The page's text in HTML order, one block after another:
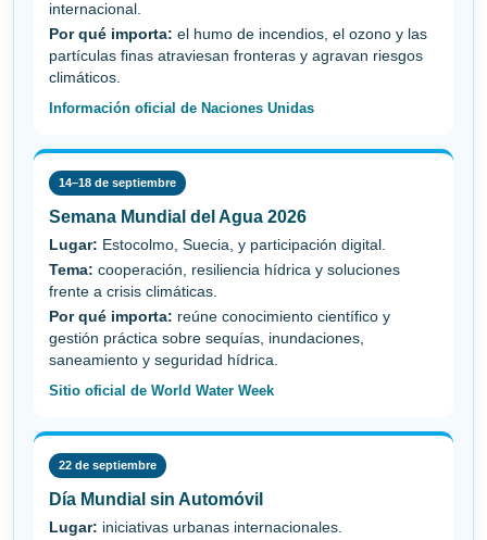
internacional.
Por qué importa: el humo de incendios, el ozono y las
partículas finas atraviesan fronteras y agravan riesgos
climáticos.
Información oficial de Naciones Unidas
14–18 de septiembre
Semana Mundial del Agua 2026
Lugar: Estocolmo, Suecia, y participación digital.
Tema: cooperación, resiliencia hídrica y soluciones
frente a crisis climáticas.
Por qué importa: reúne conocimiento científico y
gestión práctica sobre sequías, inundaciones,
saneamiento y seguridad hídrica.
Sitio oficial de World Water Week
22 de septiembre
Día Mundial sin Automóvil
Lugar: iniciativas urbanas internacionales.